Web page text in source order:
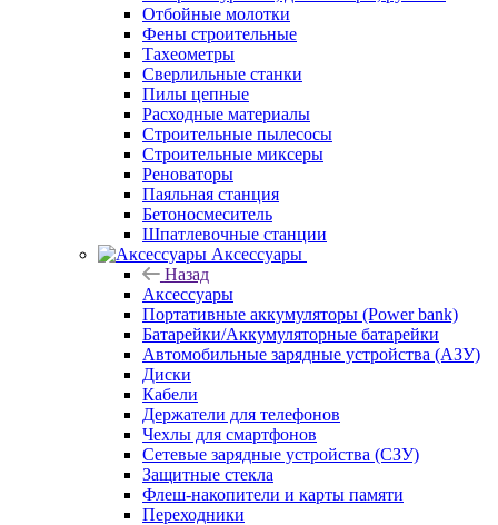
Отбойные молотки
Фены строительные
Тахеометры
Сверлильные станки
Пилы цепные
Расходные материалы
Строительные пылесосы
Строительные миксеры
Реноваторы
Паяльная станция
Бетоносмеситель
Шпатлевочные станции
Аксессуары
Назад
Аксессуары
Портативные аккумуляторы (Power bank)
Батарейки/Аккумуляторные батарейки
Автомобильные зарядные устройства (АЗУ)
Диски
Кабели
Держатели для телефонов
Чехлы для смартфонов
Сетевые зарядные устройства (СЗУ)
Защитные стекла
Флеш-накопители и карты памяти
Переходники